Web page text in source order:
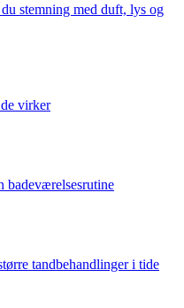
stemning med duft, lys og
virker
badeværelsesrutine
tandbehandlinger i tide